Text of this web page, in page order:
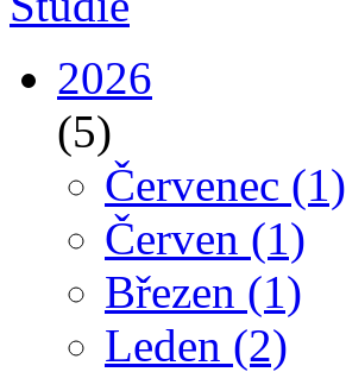
2026
(5)
Červenec (1)
Červen (1)
Březen (1)
Leden (2)